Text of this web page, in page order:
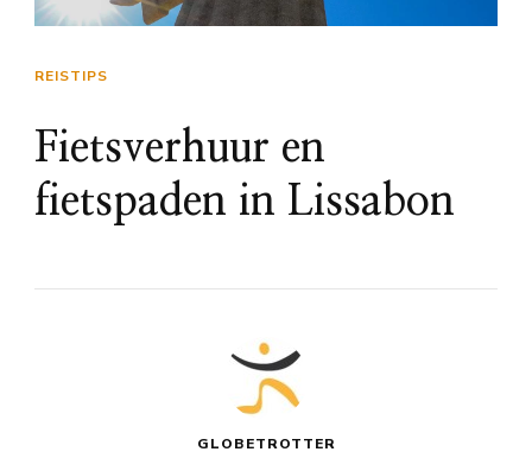
REISTIPS
Fietsverhuur en
fietspaden in Lissabon
GLOBETROTTER